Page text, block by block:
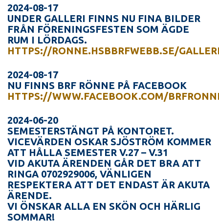
2024-08-17
UNDER GALLERI FINNS NU FINA BILDER
FRÅN FÖRENINGSFESTEN SOM ÄGDE
RUM I LÖRDAGS.
HTTPS://RONNE.HSBBRFWEBB.SE/
2024-08-17
NU FINNS BRF RÖNNE PÅ FACEBOOK
HTTPS://WWW.FACEBOOK.COM/
2024-06-20
SEMESTERSTÄNGT PÅ KONTORET.
VICEVÄRDEN OSKAR SJÖSTRÖM KOMMER
ATT HÅLLA SEMESTER V.27 – V.31
VID AKUTA ÄRENDEN GÅR DET BRA ATT
RINGA 0702929006, VÄNLIGEN
RESPEKTERA ATT DET ENDAST ÄR AKUTA
ÄRENDE.
VI ÖNSKAR ALLA EN SKÖN OCH HÄRLIG
SOMMAR!